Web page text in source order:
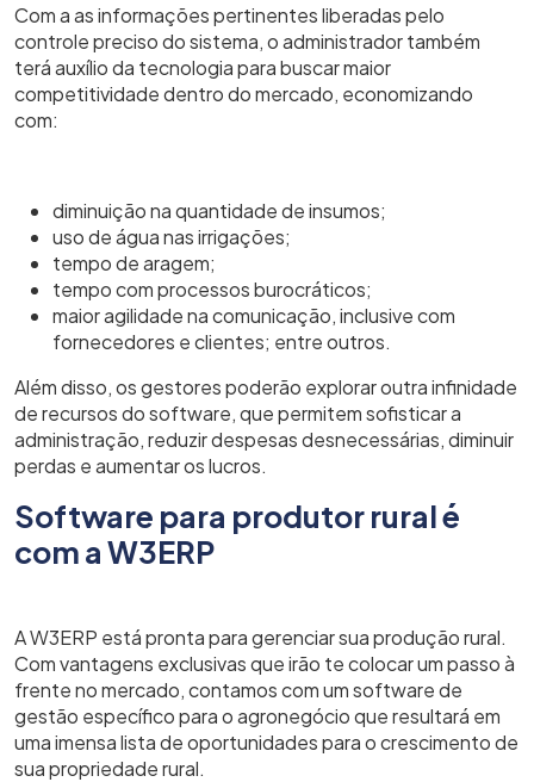
Com a as informações pertinentes liberadas pelo
controle preciso do sistema, o administrador também
terá auxílio da tecnologia para buscar maior
competitividade dentro do mercado, economizando
com:
diminuição na quantidade de insumos;
uso de água nas irrigações;
tempo de aragem;
tempo com processos burocráticos;
maior agilidade na comunicação, inclusive com
fornecedores e clientes; entre outros.
Além disso, os gestores poderão explorar outra infinidade
de recursos do software, que permitem sofisticar a
administração, reduzir despesas desnecessárias, diminuir
perdas e aumentar os lucros.
Software para produtor rural é
com a W3ERP
A W3ERP está pronta para gerenciar sua produção rural.
Com vantagens exclusivas que irão te colocar um passo à
frente no mercado, contamos com um software de
gestão específico para o agronegócio que resultará em
uma imensa lista de oportunidades para o crescimento de
sua propriedade rural.